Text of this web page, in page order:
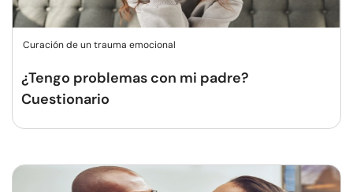
Curación de un trauma emocional
¿Tengo problemas con mi padre?
Cuestionario